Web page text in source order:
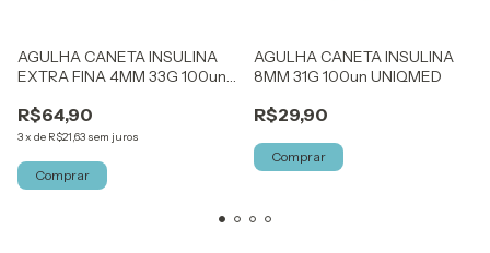
AGULHA CANETA INSULINA
EXTRA FINA 4MM 33G 100un
R$64,90
3x de R$21,63 sem juros
AGULHA CANETA INSULINA
8MM 31G 100un UNIQMED
R$29,90